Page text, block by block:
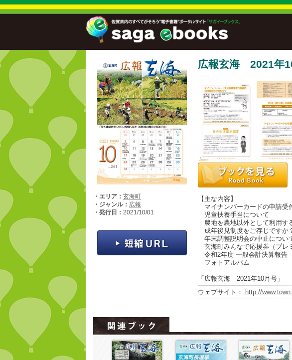
・エリア： 玄海町
・ジャンル： 広報
・発行日： 2021/10/01
広報玄海 2021年
【主な内容】
マイナンバーカードの申請受
児童扶養手当について
農地を農地以外として利用す
成年後見制度をご存じですか
年末調整説明会の中止につい
玄海町みんなで応援券（プレ
令和2年度 一般会計決算報告
フォトアルバム
「広報玄海 2021年10月号」
ウェブサイト： http://